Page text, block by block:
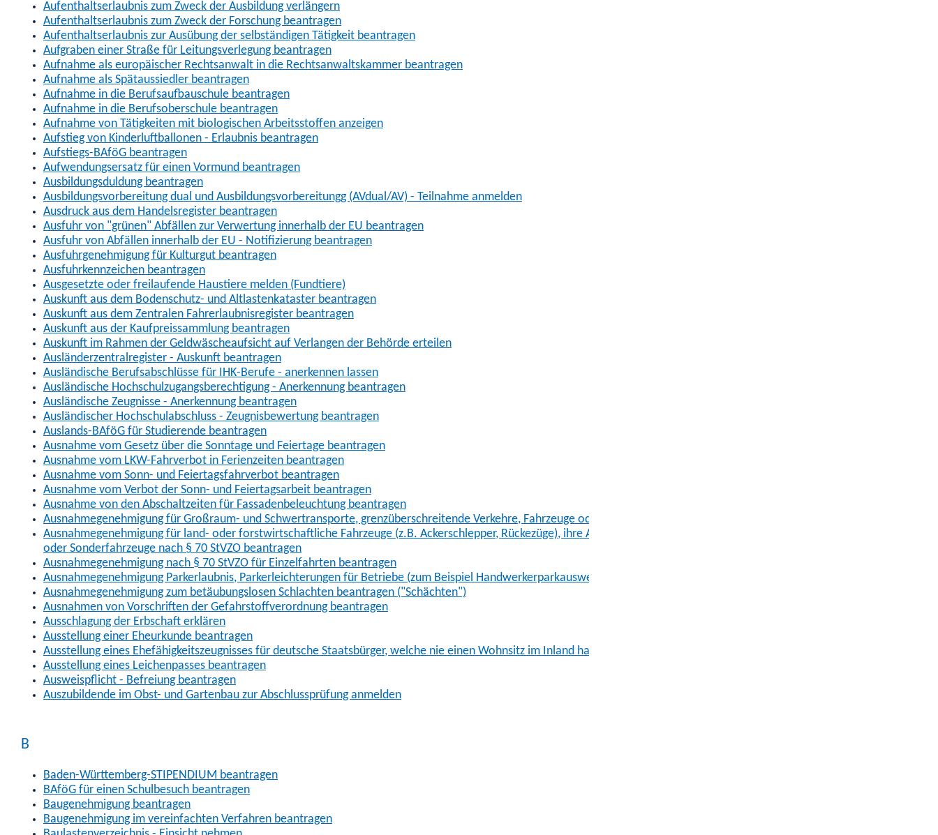
Aufenthaltserlaubnis zum Zweck der Ausbildung verlängern
Aufenthaltserlaubnis zum Zweck der Forschung beantragen
Aufenthaltserlaubnis zur Ausübung der selbständigen Tätigkeit beantragen
Aufgraben einer Straße für Leitungsverlegung beantragen
Aufnahme als europäischer Rechtsanwalt in die Rechtsanwaltskammer beantragen
Aufnahme als Spätaussiedler beantragen
Aufnahme in die Berufsaufbauschule beantragen
Aufnahme in die Berufsoberschule beantragen
Aufnahme von Tätigkeiten mit biologischen Arbeitsstoffen anzeigen
Aufstieg von Kinderluftballonen - Erlaubnis beantragen
Aufstiegs-BAföG beantragen
Aufwendungsersatz für einen Vormund beantragen
Ausbildungsduldung beantragen
Ausbildungsvorbereitung dual und Ausbildungsvorbereitungg (AVdual/AV) - Teilnahme anmelden
Ausdruck aus dem Handelsregister beantragen
Ausfuhr von "grünen" Abfällen zur Verwertung innerhalb der EU beantragen
Ausfuhr von Abfällen innerhalb der EU - Notifizierung beantragen
Ausfuhrgenehmigung für Kulturgut beantragen
Ausfuhrkennzeichen beantragen
Ausgesetzte oder freilaufende Haustiere melden (Fundtiere)
Auskunft aus dem Bodenschutz- und Altlastenkataster beantragen
Auskunft aus dem Zentralen Fahrerlaubnisregister beantragen
Auskunft aus der Kaufpreissammlung beantragen
Auskunft im Rahmen der Geldwäscheaufsicht auf Verlangen der Behörde erteilen
Ausländerzentralregister - Auskunft beantragen
Ausländische Berufsabschlüsse für IHK-Berufe - anerkennen lassen
Ausländische Hochschulzugangsberechtigung - Anerkennung beantragen
Ausländische Zeugnisse - Anerkennung beantragen
Ausländischer Hochschulabschluss - Zeugnisbewertung beantragen
Auslands-BAföG für Studierende beantragen
Ausnahme vom Gesetz über die Sonntage und Feiertage beantragen
Ausnahme vom LKW-Fahrverbot in Ferienzeiten beantragen
Ausnahme vom Sonn- und Feiertagsfahrverbot beantragen
Ausnahme vom Verbot der Sonn- und Feiertagsarbeit beantragen
Ausnahme von den Abschaltzeiten für Fassadenbeleuchtung beantragen
Ausnahmegenehmigung für Großraum- und Schwertransporte, grenzüberschreitende Verkehre, Fahrzeuge oder Fahrzeugkombinationen nach § 70 StVZO beantragen
Ausnahmegenehmigung für land- oder forstwirtschaftliche Fahrzeuge (z.B. Ackerschlepper, Rückezüge), ihre Anhänger, Arbeitsmaschinen (z.B. Gabelstapler, Mähdrescher)
oder Sonderfahrzeuge nach § 70 StVZO beantragen
Ausnahmegenehmigung nach § 70 StVZO für Einzelfahrten beantragen
Ausnahmegenehmigung Parkerlaubnis, Parkerleichterungen für Betriebe (zum Beispiel Handwerkerparkausweis)
Ausnahmegenehmigung zum betäubungslosen Schlachten beantragen ("Schächten")
Ausnahmen von Vorschriften der Gefahrstoffverordnung beantragen
Ausschlagung der Erbschaft erklären
Ausstellung einer Eheurkunde beantragen
Ausstellung eines Ehefähigkeitszeugnisses für deutsche Staatsbürger, welche nie einen Wohnsitz im Inland hatten
Ausstellung eines Leichenpasses beantragen
Ausweispflicht - Befreiung beantragen
Auszubildende im Obst- und Gartenbau zur Abschlussprüfung anmelden
B
Baden-Württemberg-STIPENDIUM beantragen
BAföG für einen Schulbesuch beantragen
Baugenehmigung beantragen
Baugenehmigung im vereinfachten Verfahren beantragen